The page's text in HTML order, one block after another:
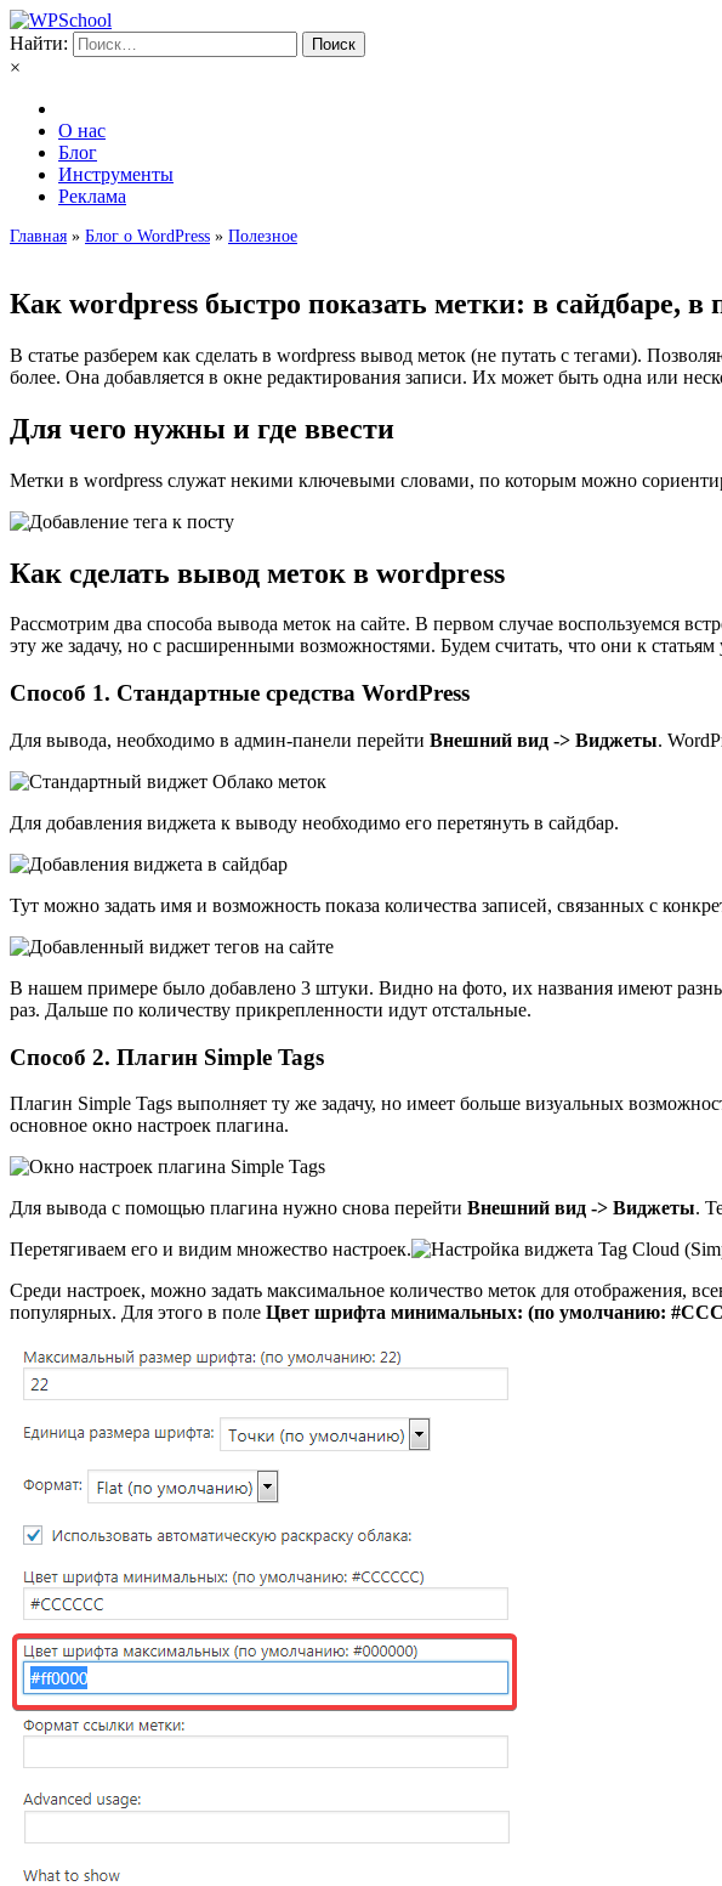
Найти:
×
О нас
Блог
Инструменты
Реклама
Главная » Блог о WordPress » Полезное
Как wordpress быстро показать метки: в сайдбаре, в
В статье разберем как сделать в wordpress вывод меток (не путать с тегами).
более. Она добавляется в окне редактирования записи. Их может быть одна или
Для чего нужны и где ввести
Метки в wordpress служат некими ключевыми словами, по которым можно
Как сделать вывод меток в wordpress
Рассмотрим два способа вывода меток на сайте. В первом случае воспользуемся
эту же задачу, но с расширенными возможностями. Будем считать, что они к
Способ 1. Стандартные средства WordPress
Для вывода, необходимо в админ-панели перейти Внешний вид -> Виджеты.
Для добавления виджета к выводу необходимо его перетянуть в сайдбар.
Тут можно задать имя и возможность показа количества записей, связанных с
В нашем примере было добавлено 3 штуки. Видно на фото, их названия имеют
раз. Дальше по количеству прикрепленности идут отстальные.
Способ 2. Плагин Simple Tags
Плагин Simple Tags выполняет ту же задачу, но имеет больше визуальных
основное окно настроек плагина.
Для вывода с помощью плагина нужно снова перейти Внешний вид -> Виджеты.
Перетягиваем его и видим множество настроек.
Среди настроек, можно задать максимальное количество меток для отображения,
популярных. Для этого в поле Цвет шрифта минимальных: (по умолчанию: